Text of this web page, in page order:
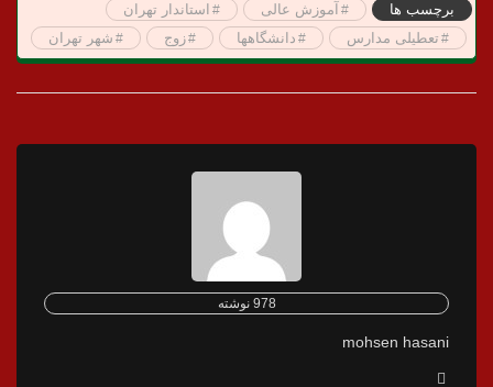
برچسب ها آموزش عالی
استاندار تهران
تعطیلی مدارس
دانشگاهها زوج شهر تهران
978 نوشته
mohsen hasani